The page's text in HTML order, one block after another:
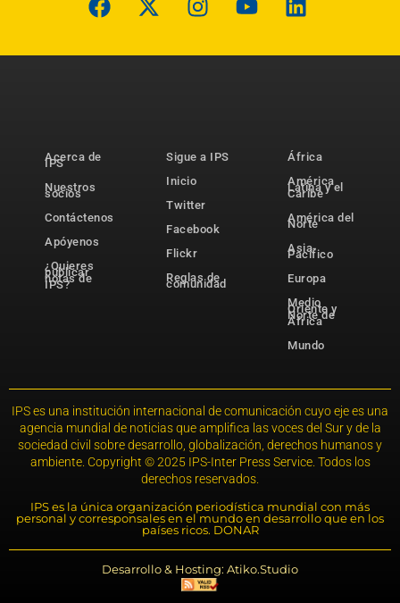
Acerca de
IPS
Nuestros
socios
Contáctenos
Apóyenos
¿Quieres
publicar
notas de
IPS?
Sigue a IPS
Inicio
Twitter
Facebook
Flickr
Reglas de
comunidad
África
América
Latina y el
Caribe
América del
Norte
Asia-
Pacífico
Europa
Medio
Oriente y
Norte de
África
Mundo
IPS es una institución internacional de comunicación cuyo eje es una
agencia mundial de noticias que amplifica las voces del Sur y de la
sociedad civil sobre desarrollo, globalización, derechos humanos y
ambiente. Copyright © 2025 IPS-Inter Press Service. Todos los
derechos reservados.
IPS es la única organización periodística mundial con más
personal y corresponsales en el mundo en desarrollo que en los
países ricos. DONAR
Desarrollo & Hosting: Atiko.Studio